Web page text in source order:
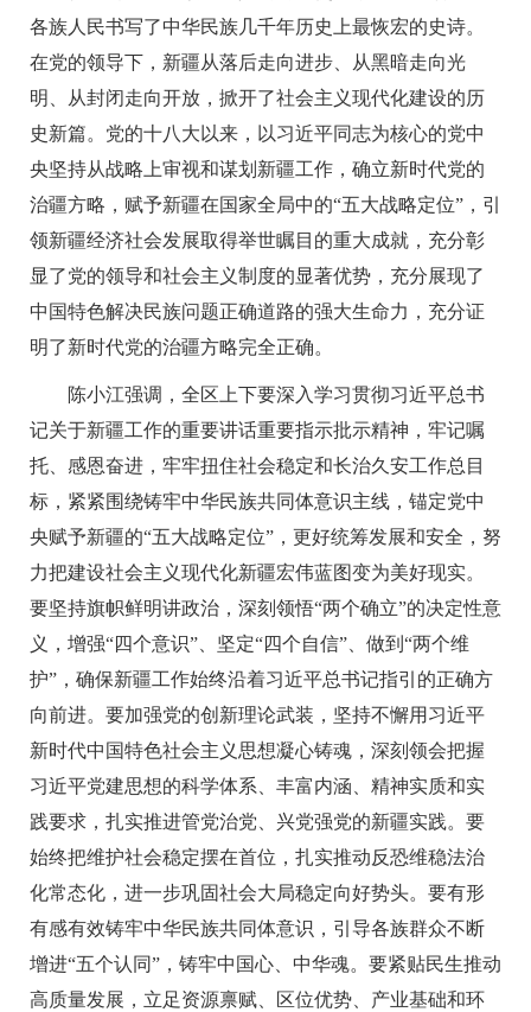
各族人民书写了中华民族几千年历史上最恢宏的史诗。
在党的领导下，新疆从落后走向进步、从黑暗走向光
明、从封闭走向开放，掀开了社会主义现代化建设的历
史新篇。党的十八大以来，以习近平同志为核心的党中
央坚持从战略上审视和谋划新疆工作，确立新时代党的
治疆方略，赋予新疆在国家全局中的“五大战略定位”，引
领新疆经济社会发展取得举世瞩目的重大成就，充分彰
显了党的领导和社会主义制度的显著优势，充分展现了
中国特色解决民族问题正确道路的强大生命力，充分证
明了新时代党的治疆方略完全正确。
陈小江强调，全区上下要深入学习贯彻习近平总书
记关于新疆工作的重要讲话重要指示批示精神，牢记嘱
托、感恩奋进，牢牢扭住社会稳定和长治久安工作总目
标，紧紧围绕铸牢中华民族共同体意识主线，锚定党中
央赋予新疆的“五大战略定位”，更好统筹发展和安全，努
力把建设社会主义现代化新疆宏伟蓝图变为美好现实。
要坚持旗帜鲜明讲政治，深刻领悟“两个确立”的决定性意
义，增强“四个意识”、坚定“四个自信”、做到“两个维
护”，确保新疆工作始终沿着习近平总书记指引的正确方
向前进。要加强党的创新理论武装，坚持不懈用习近平
新时代中国特色社会主义思想凝心铸魂，深刻领会把握
习近平党建思想的科学体系、丰富内涵、精神实质和实
践要求，扎实推进管党治党、兴党强党的新疆实践。要
始终把维护社会稳定摆在首位，扎实推动反恐维稳法治
化常态化，进一步巩固社会大局稳定向好势头。要有形
有感有效铸牢中华民族共同体意识，引导各族群众不断
增进“五个认同”，铸牢中国心、中华魂。要紧贴民生推动
高质量发展，立足资源禀赋、区位优势、产业基础和环